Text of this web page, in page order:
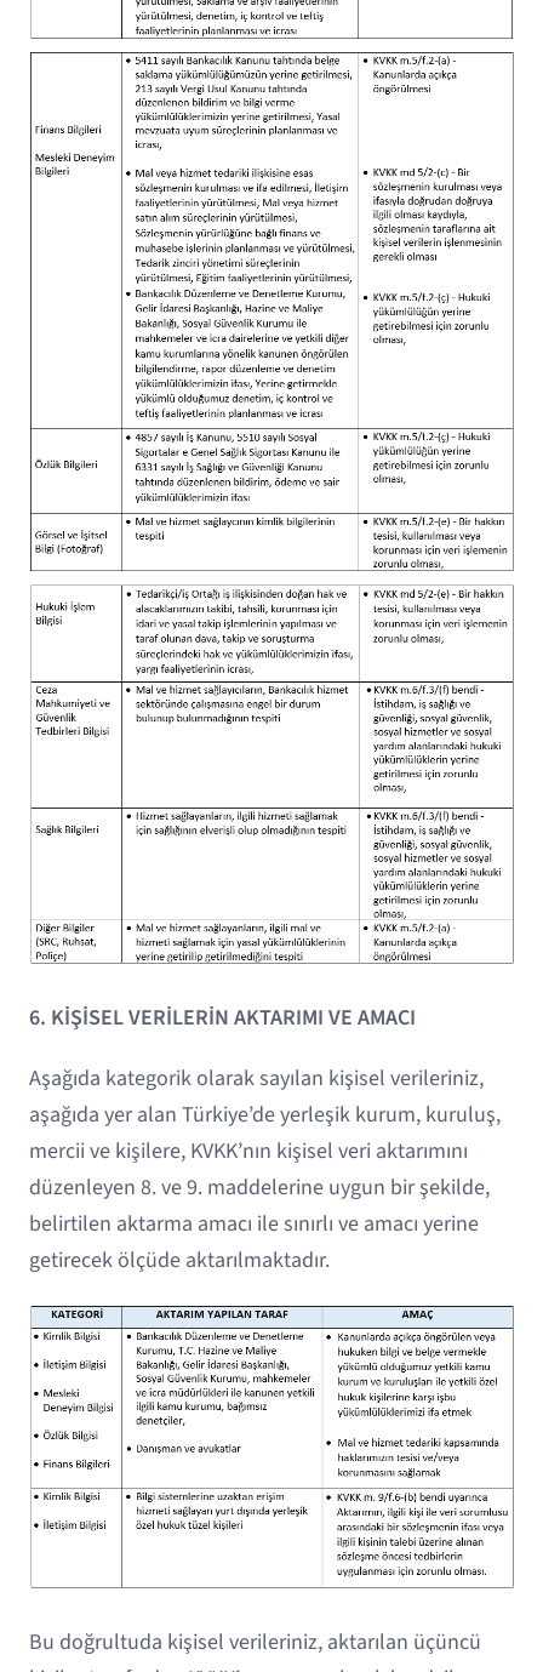
6. KİŞİSEL VERİLERİN AKTARIMI VE AMACI
Aşağıda kategorik olarak sayılan kişisel verileriniz,
aşağıda yer alan Türkiye’de yerleşik kurum, kuruluş,
mercii ve kişilere, KVKK’nın kişisel veri aktarımını
düzenleyen 8. ve 9. maddelerine uygun bir şekilde,
belirtilen aktarma amacı ile sınırlı ve amacı yerine
getirecek ölçüde aktarılmaktadır.
Bu doğrultuda kişisel verileriniz, aktarılan üçüncü